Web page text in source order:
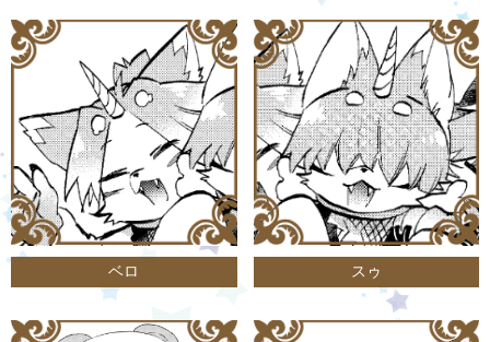
ベロ スゥ